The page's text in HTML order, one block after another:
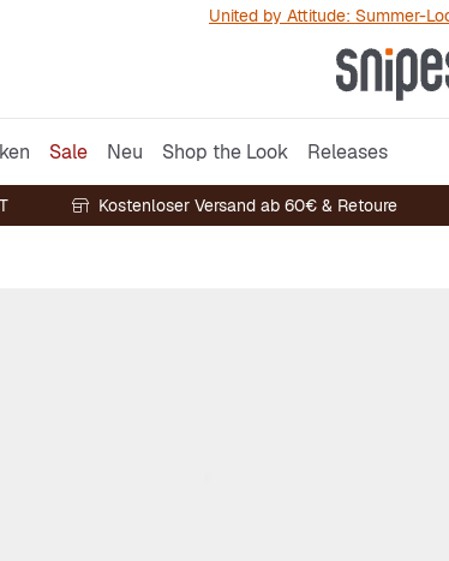
United by Attitude: Summer-
Sale Neu Shop the Look Releases
Kostenloser Versand ab 60€ & Retoure